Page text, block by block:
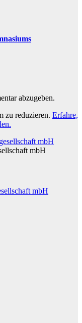
abzugeben.
zu reduzieren. Erfahre,
mbH
mbH